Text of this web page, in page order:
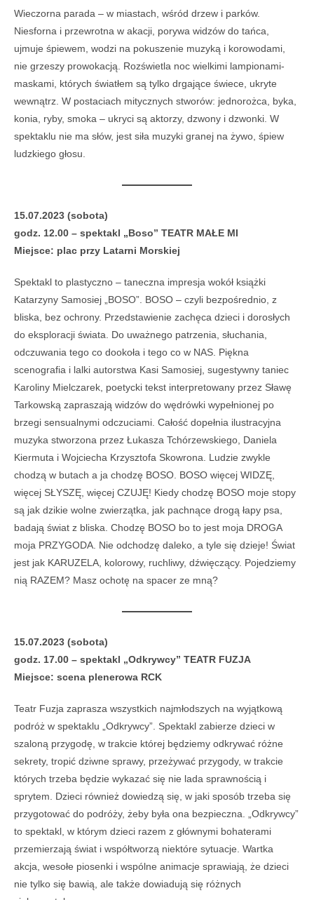
Wieczorna parada – w miastach, wśród drzew i parków.
Niesforna i przewrotna w akacji, porywa widzów do tańca,
ujmuje śpiewem, wodzi na pokuszenie muzyką i korowodami,
nie grzeszy prowokacją. Rozświetla noc wielkimi lampionami-
maskami, których światłem są tylko drgające świece, ukryte
wewnątrz. W postaciach mitycznych stworów: jednorożca, byka,
konia, ryby, smoka – ukryci są aktorzy, dzwony i dzwonki. W
spektaklu nie ma słów, jest siła muzyki granej na żywo, śpiew
ludzkiego głosu.
15.07.2023 (sobota)
godz. 12.00 – spektakl „Boso” TEATR MAŁE MI
Miejsce: plac przy Latarni Morskiej
Spektakl to plastyczno – taneczna impresja wokół książki
Katarzyny Samosiej „BOSO”. BOSO – czyli bezpośrednio, z
bliska, bez ochrony. Przedstawienie zachęca dzieci i dorosłych
do eksploracji świata. Do uważnego patrzenia, słuchania,
odczuwania tego co dookoła i tego co w NAS. Piękna
scenografia i lalki autorstwa Kasi Samosiej, sugestywny taniec
Karoliny Mielczarek, poetycki tekst interpretowany przez Sławę
Tarkowską zapraszają widzów do wędrówki wypełnionej po
brzegi sensualnymi odczuciami. Całość dopełnia ilustracyjna
muzyka stworzona przez Łukasza Tchórzewskiego, Daniela
Kiermuta i Wojciecha Krzysztofa Skowrona. Ludzie zwykle
chodzą w butach a ja chodzę BOSO. BOSO więcej WIDZĘ,
więcej SŁYSZĘ, więcej CZUJĘ! Kiedy chodzę BOSO moje stopy
są jak dzikie wolne zwierzątka, jak pachnące drogą łapy psa,
badają świat z bliska. Chodzę BOSO bo to jest moja DROGA
moja PRZYGODA. Nie odchodzę daleko, a tyle się dzieje! Świat
jest jak KARUZELA, kolorowy, ruchliwy, dźwięczący. Pojedziemy
nią RAZEM? Masz ochotę na spacer ze mną?
15.07.2023 (sobota)
godz. 17.00 – spektakl „Odkrywcy” TEATR FUZJA
Miejsce: scena plenerowa RCK
Teatr Fuzja zaprasza wszystkich najmłodszych na wyjątkową
podróż w spektaklu „Odkrywcy”. Spektakl zabierze dzieci w
szaloną przygodę, w trakcie której będziemy odkrywać różne
sekrety, tropić dziwne sprawy, przeżywać przygody, w trakcie
których trzeba będzie wykazać się nie lada sprawnością i
sprytem. Dzieci również dowiedzą się, w jaki sposób trzeba się
przygotować do podróży, żeby była ona bezpieczna. „Odkrywcy”
to spektakl, w którym dzieci razem z głównymi bohaterami
przemierzają świat i współtworzą niektóre sytuacje. Wartka
akcja, wesołe piosenki i wspólne animacje sprawiają, że dzieci
nie tylko się bawią, ale także dowiadują się różnych